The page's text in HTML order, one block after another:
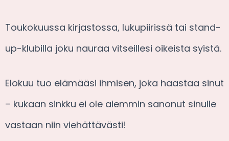
Toukokuussa kirjastossa, lukupiirissä tai stand-
up-klubilla joku nauraa vitseillesi oikeista syistä.
Elokuu tuo elämääsi ihmisen, joka haastaa sinut
– kukaan sinkku ei ole aiemmin sanonut sinulle
vastaan niin viehättävästi!